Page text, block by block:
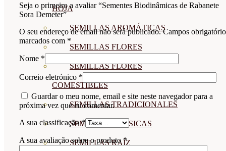
HOJA
SEMILLAS AROMÁTICAS
SEMILLAS FLORES
SEMILLAS FLORES
COMESTIBLES
SEMILLAS TRADICIONALES
SEMILLAS BRASICAS
SEMILLAS RAÍZ
Seja o primeiro a avaliar “Sementes Biodinâmicas de Rabanete
Sora Demeter”
O seu endereço de email não será publicado. Campos
marcados com *
Nome *
Correio eletrónico *
Guardar o meu nome, email e site neste navegador para a
próxima vez que eu comentar.
A sua classificação*
A sua avaliação sobre o produto *